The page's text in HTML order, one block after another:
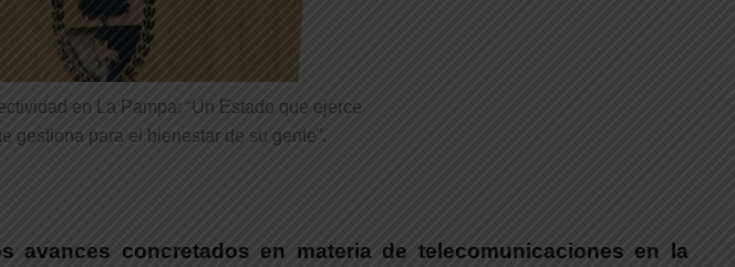
en La Pampa: “Un Estado que ejerce
gestiona para el bienestar de su gente”.
concretados en materia de telecomunicaciones en la